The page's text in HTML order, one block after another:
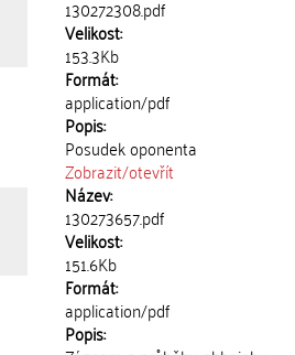
130272308.pdf
Velikost:
153.3Kb
Formát:
application/pdf
Popis:
Posudek oponenta
Zobrazit/otevřít
Název:
130273657.pdf
Velikost:
151.6Kb
Formát:
application/pdf
Popis: